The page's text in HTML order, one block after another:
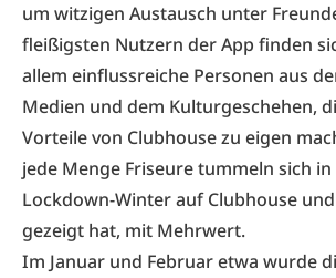
um witzigen Austausch unter
fleißigsten Nutzern der App finden
allem einflussreiche Personen aus
Medien und dem Kulturgeschehen,
Vorteile von Clubhouse zu eigen
jede Menge Friseure tummeln sich in
Lockdown-Winter auf Clubhouse
gezeigt hat, mit Mehrwert.
Im Januar und Februar etwa wurde